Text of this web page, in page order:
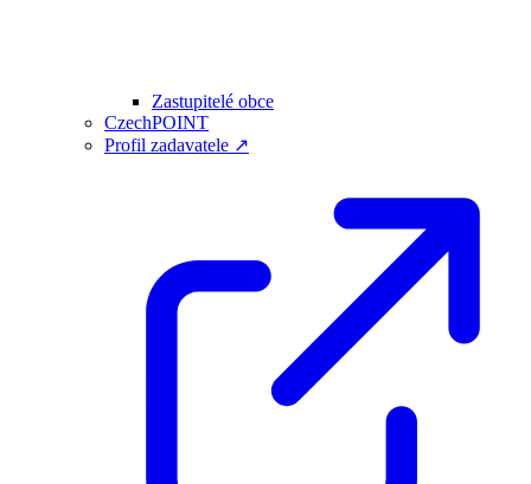
Zastupitelé obce
CzechPOINT
Profil zadavatele ↗